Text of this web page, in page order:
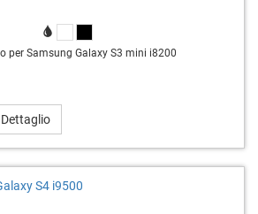
per Samsung Galaxy S3 mini i8200
Dettaglio